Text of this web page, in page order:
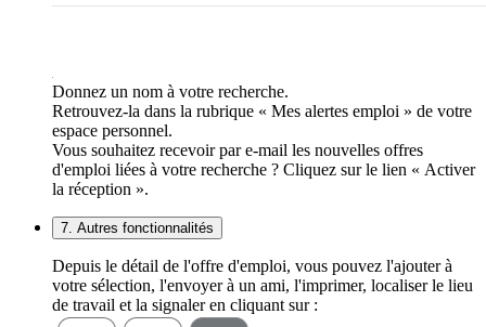
Donnez un nom à votre recherche.
Retrouvez-la dans la rubrique « Mes alertes emploi » de votre
espace personnel.
Vous souhaitez recevoir par e-mail les nouvelles offres
d'emploi liées à votre recherche ? Cliquez sur le lien « Activer
la réception ».
7. Autres fonctionnalités
Depuis le détail de l'offre d'emploi, vous pouvez l'ajouter à
votre sélection, l'envoyer à un ami, l'imprimer, localiser le lieu
de travail et la signaler en cliquant sur :